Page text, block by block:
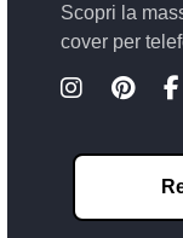
Scopri la
cover per